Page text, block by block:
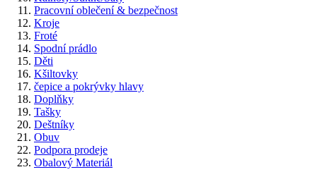
Pracovní oblečení & bezpečnost
Kroje
Froté
Spodní prádlo
Děti
Kšiltovky
čepice a pokrývky hlavy
Doplňky
Tašky
Deštníky
Obuv
Podpora prodeje
Obalový Materiál